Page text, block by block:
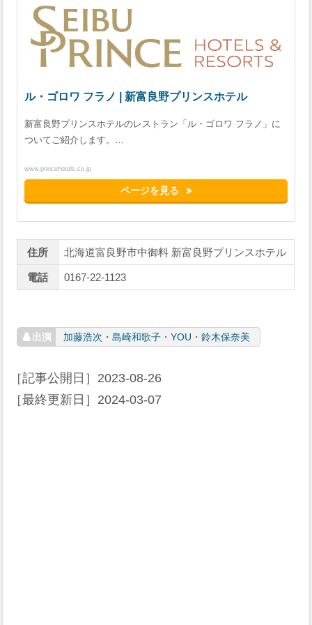
ル・ゴロワ フラノ | 新富良野プリンスホテル
新富良野プリンスホテルのレストラン「ル・ゴロワ フラノ」に
ついてご紹介します。…
www.princehotels.co.jp
ページを見る
住所 北海道富良野市中御料 新富良野プリンスホテル
電話 0167-22-1123
加藤浩次 ・ 島崎和歌子・ YOU ・ 鈴木保奈美
［記事公開日］ 2023-08-26
［最終更新日］ 2024-03-07